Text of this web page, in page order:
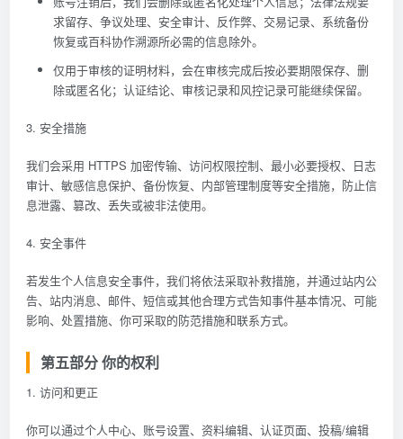
求留存、争议处理、安全审计、反作弊、交易记录、系统备份
恢复或百科协作溯源所必需的信息除外。
仅用于审核的证明材料，会在审核完成后按必要期限保存、删
除或匿名化；认证结论、审核记录和风控记录可能继续保留。
3. 安全措施
我们会采用 HTTPS 加密传输、访问权限控制、最小必要授权、日志
审计、敏感信息保护、备份恢复、内部管理制度等安全措施，防止信
息泄露、篡改、丢失或被非法使用。
4. 安全事件
若发生个人信息安全事件，我们将依法采取补救措施，并通过站内公
告、站内消息、邮件、短信或其他合理方式告知事件基本情况、可能
影响、处置措施、你可采取的防范措施和联系方式。
第五部分 你的权利
1. 访问和更正
你可以通过个人中心、账号设置、资料编辑、认证页面、投稿/编辑